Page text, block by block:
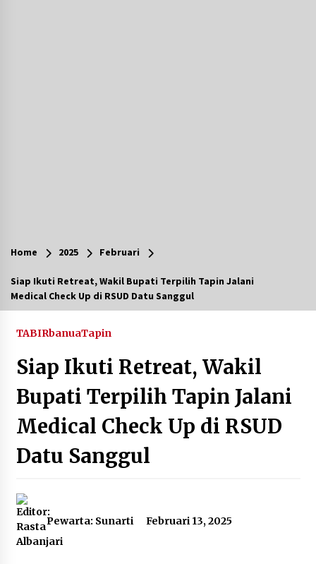
Balangan Boyong Trofi Juara Pertama Lomba
B2SA Kalsel
Tingkatkan SDM Lokal, BIS Group Luncurkan
Program Pelatihan Operator Alat Berat GTO
Agustus 6, 2026
HUT ke-51, Indocement Perkuat Inovasi dan
Keberlanjutan Masa Depan Lebih Hijau
Agustus 6, 2026
Hari Kedua Kaji Tiru di DIY, Bupati Barito Utara
Agustus 5, 2026
Agustus 5, 2026
Home 2025 Februari
Siap Ikuti Retreat, Wakil Bupati Terpilih Tapin Jalani
Medical Check Up di RSUD Datu Sanggul
TABIRbanuaTapin
Siap Ikuti Retreat, Wakil
Bupati Terpilih Tapin Jalani
Medical Check Up di RSUD
Datu Sanggul
Pewarta: Sunarti Februari 13, 2025